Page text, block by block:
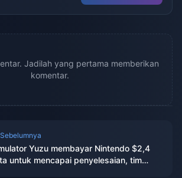
Jadilah yang pertama memberikan
komentar.
Sebelumnya
Yuzu membayar Nintendo $2,4
untuk mencapai penyelesaian, tim